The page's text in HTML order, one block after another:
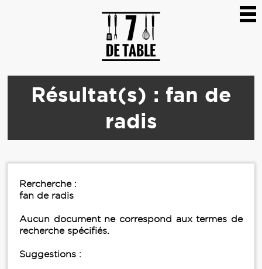
Résultat(s) : fan de
radis
Rercherche :
fan de radis
Aucun document ne correspond aux termes de
recherche spécifiés.
Suggestions :